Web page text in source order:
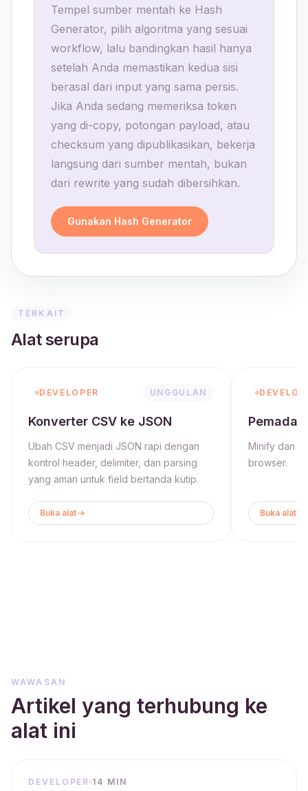
Tempel sumber mentah ke Hash
Generator, pilih algoritma yang sesuai
workflow, lalu bandingkan hasil hanya
setelah Anda memastikan kedua sisi
berasal dari input yang sama persis.
Jika Anda sedang memeriksa token
yang di-copy, potongan payload, atau
checksum yang dipublikasikan, bekerja
langsung dari sumber mentah, bukan
dari rewrite yang sudah dibersihkan.
Gunakan Hash Generator
TERKAIT
Alat serupa
DEVELOPER UNGGULAN
Konverter CSV ke JSON
Ubah CSV menjadi JSON rapi dengan
kontrol header, delimiter, dan parsing
yang aman untuk field bertanda kutip.
Buka alat
Pemadat
Minify dan
browser.
Buka alat
WAWASAN
Artikel yang terhubung ke
alat ini
DEVELOPER 14 MIN